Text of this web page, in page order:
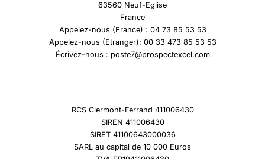
63560 Neuf-Eglise
France
Appelez-nous (France) : 04 73 85 53 53
Appelez-nous (Etranger): 00 33 473 85 53 53
Écrivez-nous : poste7@prospectexcel.com
RCS Clermont-Ferrand 411006430
SIREN 411006430
SIRET 41100643000036
SARL au capital de 10 000 Euros